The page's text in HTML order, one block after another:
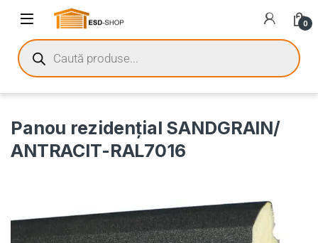
0
Panou rezidențial SANDGRAIN/
ANTRACIT-RAL7016